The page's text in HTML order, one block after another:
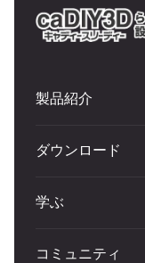
製品紹介
ダウンロード
学ぶ
コミュニティ